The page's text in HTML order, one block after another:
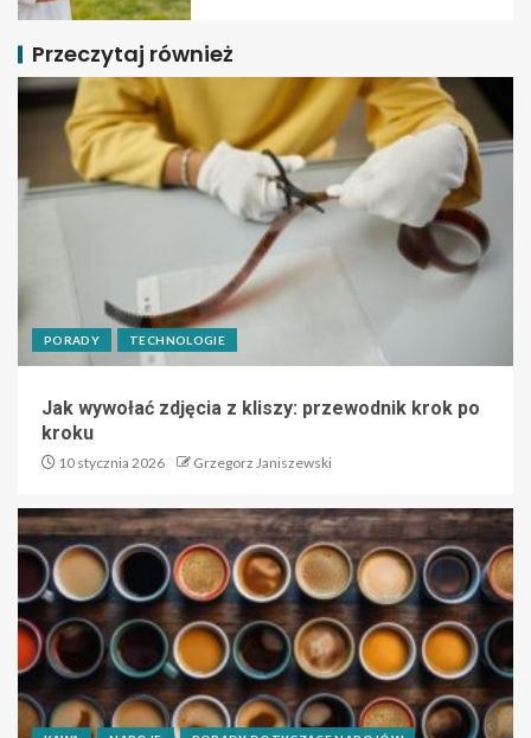
Przeczytaj również
PORADY TECHNOLOGIE
Jak wywołać zdjęcia z kliszy: przewodnik krok po
kroku
10 stycznia 2026 Grzegorz Janiszewski